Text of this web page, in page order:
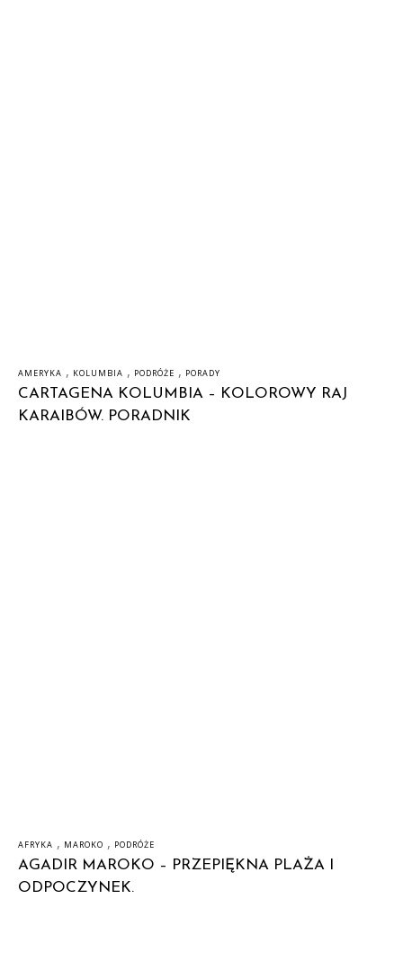
AMERYKA , KOLUMBIA , PODRÓŻE , PORADY
CARTAGENA KOLUMBIA – KOLOROWY RAJ
KARAIBÓW. PORADNIK
AFRYKA , MAROKO , PODRÓŻE
AGADIR MAROKO – PRZEPIĘKNA PLAŻA I
ODPOCZYNEK.